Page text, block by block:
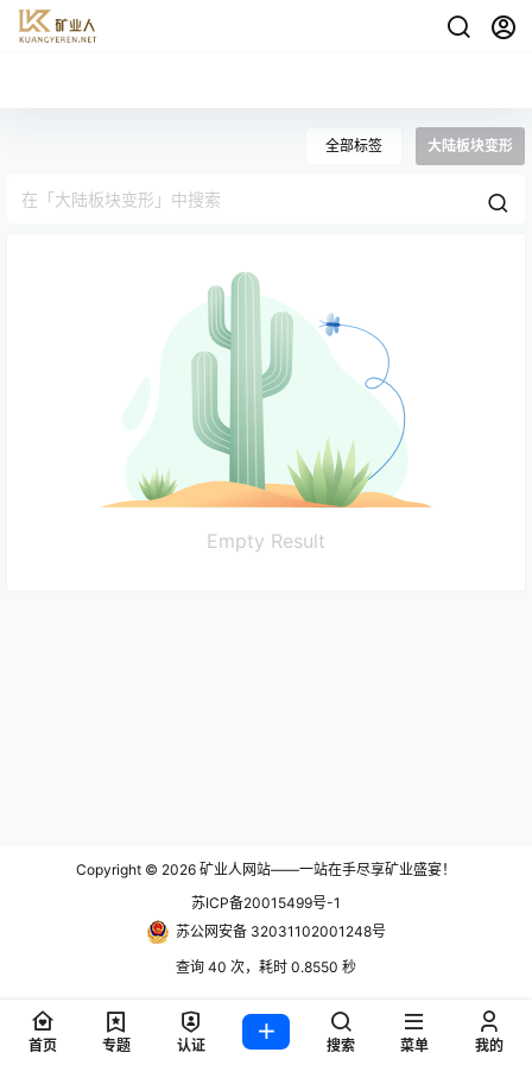
全部标签 大陆板块变形
Empty Result
Copyright © 2026 矿业人网站——一站在手尽享矿业盛宴！
苏ICP备20015499号-1
苏公网安备 32031102001248号
查询 40 次，耗时 0.8550 秒
首页 专题 认证 搜索 菜单 我的